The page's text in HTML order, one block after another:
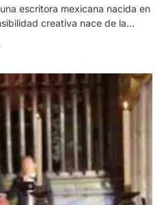
escritora mexicana nacida en
creativa nace de la…